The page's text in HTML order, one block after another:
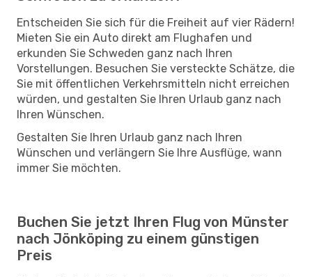
Entscheiden Sie sich für die Freiheit auf vier Rädern!
Mieten Sie ein Auto direkt am Flughafen und
erkunden Sie Schweden ganz nach Ihren
Vorstellungen. Besuchen Sie versteckte Schätze, die
Sie mit öffentlichen Verkehrsmitteln nicht erreichen
würden, und gestalten Sie Ihren Urlaub ganz nach
Ihren Wünschen.
Gestalten Sie Ihren Urlaub ganz nach Ihren
Wünschen und verlängern Sie Ihre Ausflüge, wann
immer Sie möchten.
Buchen Sie jetzt Ihren Flug von Münster
nach Jönköping zu einem günstigen
Preis